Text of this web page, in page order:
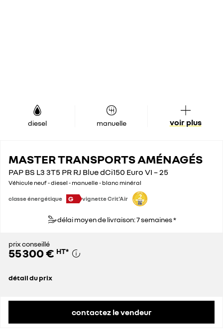
diesel manuelle voir plus
MASTER TRANSPORTS AMÉNAGÉS
PAP BS L3 3T5 PR RJ Blue dCi150 Euro VI – 25
Véhicule neuf - diesel - manuelle - blanc minéral
classe énergétique G vignette Crit'Air
délai moyen de livraison: 7 semaines *
prix conseillé
55 300 € HT*
détail du prix
contactez le vendeur